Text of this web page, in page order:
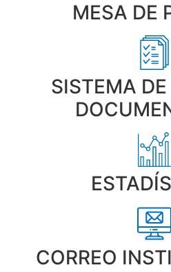
Red de Salud Huaylas Sur
MESA DE
SISTEMA
CORREO